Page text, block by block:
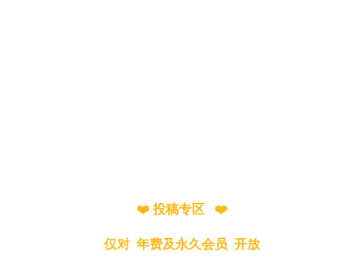
❤️ 投稿专区 ❤️
仅对 年费及永久会员 开放